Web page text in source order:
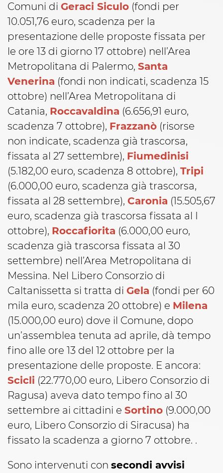
Comuni di Geraci Siculo (fondi per
10.051,76 euro, scadenza per la
presentazione delle proposte fissata per
le ore 13 di giorno 17 ottobre) nell’Area
Metropolitana di Palermo, Santa
Venerina (fondi non indicati, scadenza 15
ottobre) nell’Area Metropolitana di
Catania, Roccavaldina (6.656,91 euro,
scadenza 7 ottobre), Frazzanò (risorse
non indicate, scadenza già trascorsa,
fissata al 27 settembre), Fiumedinisi
(5.182,00 euro, scadenza 8 ottobre), Tripi
(6.000,00 euro, scadenza già trascorsa,
fissata al 28 settembre), Caronia (15.505,67
euro, scadenza già trascorsa fissata al I
ottobre), Roccafiorita (6.000,00 euro,
scadenza già trascorsa fissata al 30
settembre) nell’Area Metropolitana di
Messina. Nel Libero Consorzio di
Caltanissetta si tratta di Gela (fondi per 60
mila euro, scadenza 20 ottobre) e Milena
(15.000,00 euro) dove il Comune, dopo
un’assemblea tenuta ad aprile, dà tempo
fino alle ore 13 del 12 ottobre per la
presentazione delle proposte. E ancora:
Scicli (22.770,00 euro, Libero Consorzio di
Ragusa) aveva dato tempo fino al 30
settembre ai cittadini e Sortino (9.000,00
euro, Libero Consorzio di Siracusa) ha
fissato la scadenza a giorno 7 ottobre. .
Sono intervenuti con secondi avvisi